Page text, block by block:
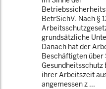
BetrSichV. Nach §
grundsätzliche
Danach hat der
Beschäftigten über
ihrer Arbeitszeit
angemessen z ...